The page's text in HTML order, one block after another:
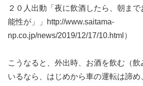
２０人出動「夜に飲酒したら、朝ま
能性が」」http://www.saitama-
np.co.jp/news/2019/12/17/10.html）
こうなると、外出時、お酒を飲む（
いるなら、はじめから車の運転は諦め